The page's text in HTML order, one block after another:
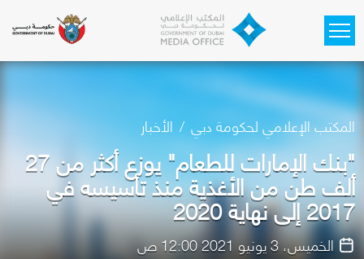
المكتب الإعلامي لحكومة دبي الأخبار
"بنك الإمارات للطعام" يوزع أكثر من 27
ألف طن من الأغذية منذ تأسيسه في
2017 إلى نهاية 2020
الخميس، 3 يونيو 2021 12:00 ص